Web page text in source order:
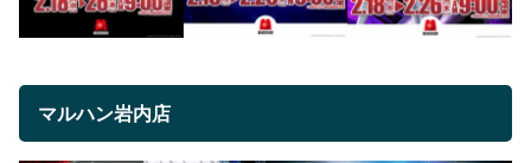
マルハン岩内店